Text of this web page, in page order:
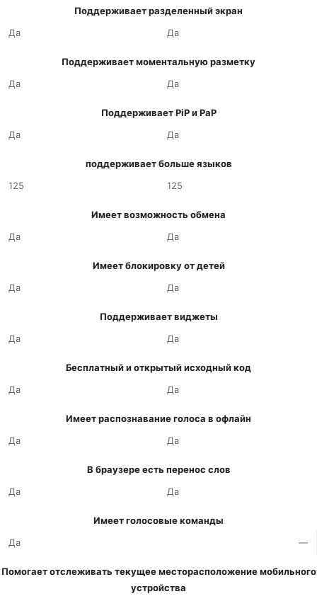
Поддерживает разделенный экран
Да
Да
Поддерживает моментальную разметку
Да
Да
Поддерживает PiP и PaP
Да
Да
поддерживает больше языков
125
125
Имеет возможность обмена
Да
Да
Имеет блокировку от детей
Да
Да
Поддерживает виджеты
Да
Да
Бесплатный и открытый исходный код
Да
Да
Имеет распознавание голоса в офлайн
Да
Да
В браузере есть перенос слов
Да
Да
Имеет голосовые команды
Да
—
Помогает отслеживать текущее месторасположение мобильного
устройства